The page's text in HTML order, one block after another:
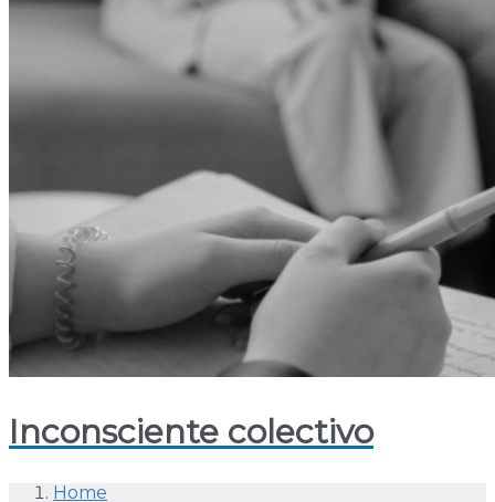
Inconsciente colectivo
Home